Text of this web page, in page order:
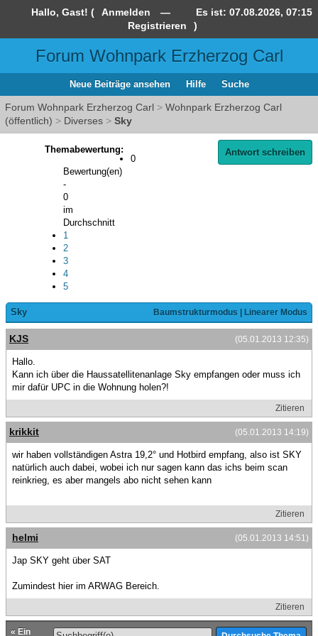
Es ist: 07.08.2026, 07:15
Hallo, Gast! ( Anmelden
—
Registrieren
)
Forum Wohnpark Erzherzog Carl
Neue Beiträge ansehen Hilfe Suche
Forum Wohnpark Erzherzog Carl > Wohnpark Erzherzog Carl
(öffentlich) > Diverses > Sky
Antwort schreiben
Themabewertung:
0
Bewertung(en)
-
0
im
Durchschnitt
1
2
3
4
5
Baumstrukturmodus Linearer Modus
Sky
(05.01.2013 12:35)
KJS
Hallo.
Kann ich über die Haussatellitenanlage Sky empfangen oder muss ich
mir dafür UPC in die Wohnung holen?!
Zitieren
(05.01.2013 14:19)
krikkit
wir haben vollständigen Astra 19,2° und Hotbird empfang, also ist SKY
natürlich auch dabei, wobei ich nur sagen kann das ichs beim scan
reinkrieg, es aber mangels abo nicht sehen kann
Zitieren
(05.01.2013 14:51)
helmi
Jap SKY geht über SAT
Zumindest hier im ARWAG Bereich.
Zitieren
« Ein